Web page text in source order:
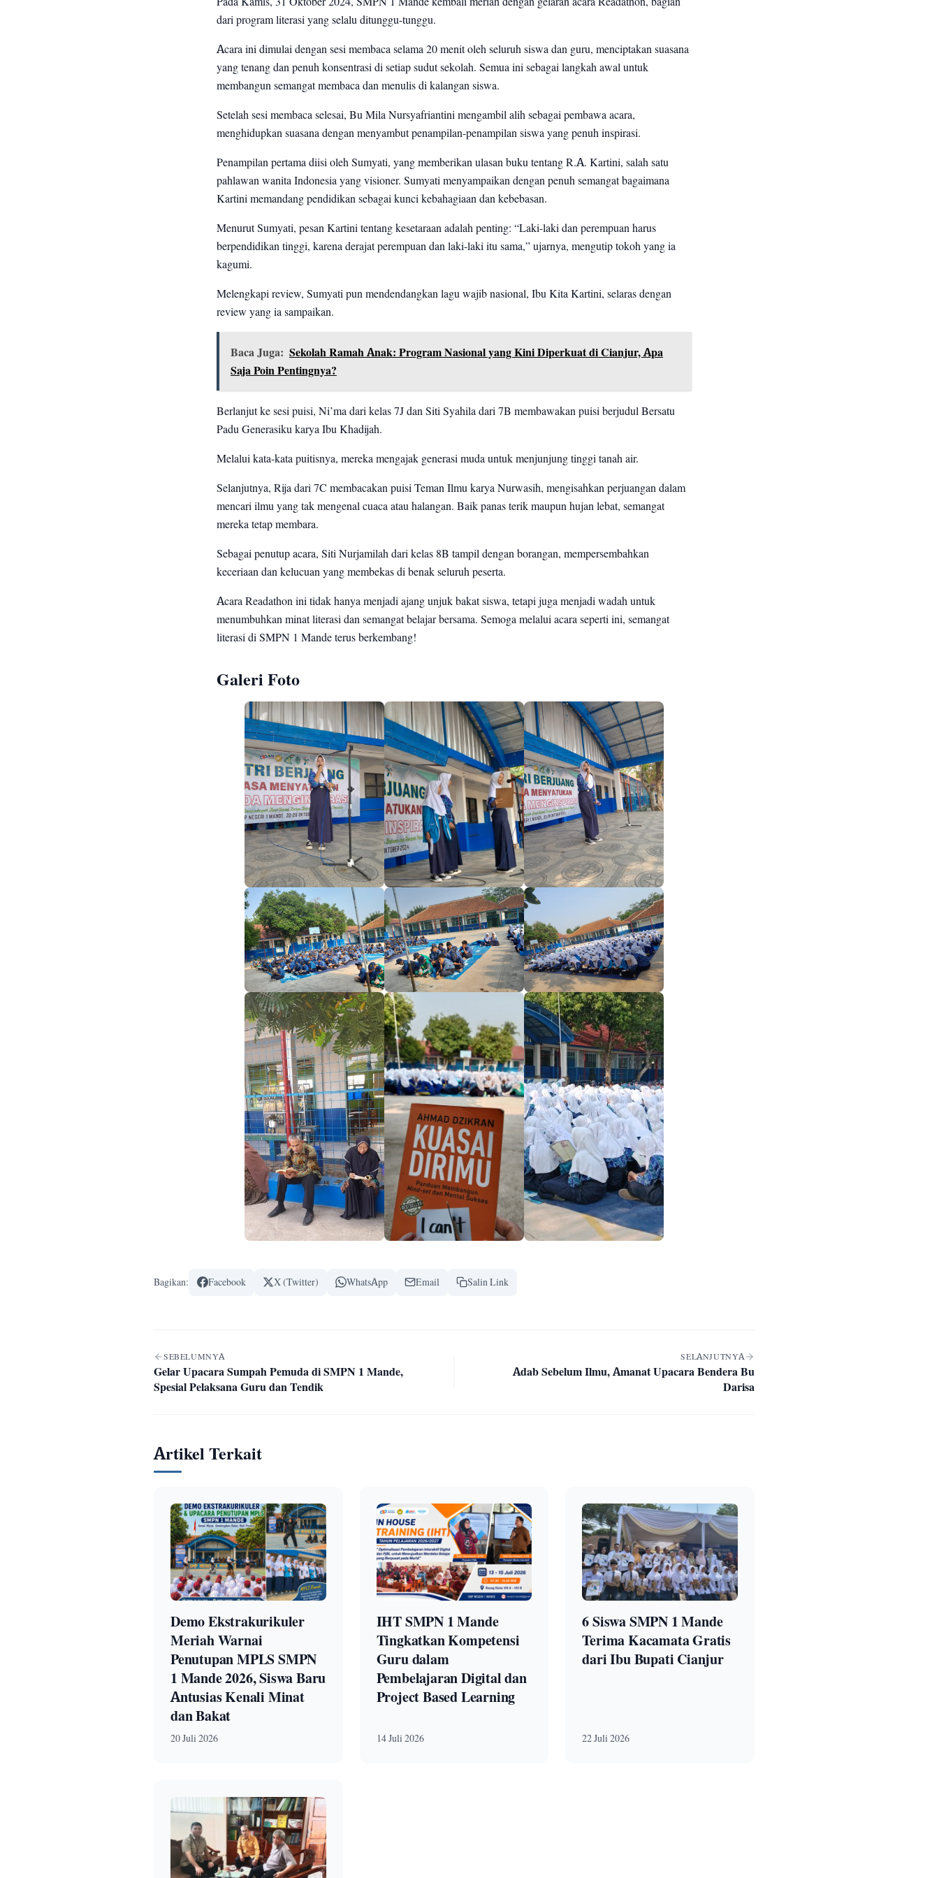
dari program literasi yang selalu ditunggu-tunggu.
Acara ini dimulai dengan sesi membaca selama 20 menit oleh seluruh siswa dan guru, menciptakan suasana
yang tenang dan penuh konsentrasi di setiap sudut sekolah. Semua ini sebagai langkah awal untuk
membangun semangat membaca dan menulis di kalangan siswa.
Setelah sesi membaca selesai, Bu Mila Nursyafriantini mengambil alih sebagai pembawa acara,
menghidupkan suasana dengan menyambut penampilan-penampilan siswa yang penuh inspirasi.
Penampilan pertama diisi oleh Sumyati, yang memberikan ulasan buku tentang R.A. Kartini, salah satu
pahlawan wanita Indonesia yang visioner. Sumyati menyampaikan dengan penuh semangat bagaimana
Kartini memandang pendidikan sebagai kunci kebahagiaan dan kebebasan.
Menurut Sumyati, pesan Kartini tentang kesetaraan adalah penting: “Laki-laki dan perempuan harus
berpendidikan tinggi, karena derajat perempuan dan laki-laki itu sama,” ujarnya, mengutip tokoh yang ia
kagumi.
Melengkapi review, Sumyati pun mendendangkan lagu wajib nasional, Ibu Kita Kartini, selaras dengan
review yang ia sampaikan.
Baca Juga: Sekolah Ramah Anak: Program Nasional yang Kini Diperkuat di Cianjur, Apa
Saja Poin Pentingnya?
Berlanjut ke sesi puisi, Ni’ma dari kelas 7J dan Siti Syahila dari 7B membawakan puisi berjudul Bersatu
Padu Generasiku karya Ibu Khadijah.
Melalui kata-kata puitisnya, mereka mengajak generasi muda untuk menjunjung tinggi tanah air.
Selanjutnya, Rija dari 7C membacakan puisi Teman Ilmu karya Nurwasih, mengisahkan perjuangan dalam
mencari ilmu yang tak mengenal cuaca atau halangan. Baik panas terik maupun hujan lebat, semangat
mereka tetap membara.
Sebagai penutup acara, Siti Nurjamilah dari kelas 8B tampil dengan borangan, mempersembahkan
keceriaan dan kelucuan yang membekas di benak seluruh peserta.
Acara Readathon ini tidak hanya menjadi ajang unjuk bakat siswa, tetapi juga menjadi wadah untuk
menumbuhkan minat literasi dan semangat belajar bersama. Semoga melalui acara seperti ini, semangat
literasi di SMPN 1 Mande terus berkembang!
Galeri Foto
Bagikan: Facebook X (Twitter) WhatsApp Email Salin Link
Navigasi artikel
SEBELUMNYA
Gelar Upacara Sumpah Pemuda di SMPN 1 Mande,
Spesial Pelaksana Guru dan Tendik
SELANJUTNYA
Adab Sebelum Ilmu, Amanat Upacara Bendera Bu
Darisa
Artikel Terkait
Demo Ekstrakurikuler
Meriah Warnai
Penutupan MPLS SMPN
1 Mande 2026, Siswa Baru
Antusias Kenali Minat
dan Bakat
20 Juli 2026
IHT SMPN 1 Mande
Tingkatkan Kompetensi
Guru dalam
Pembelajaran Digital dan
Project Based Learning
14 Juli 2026
6 Siswa SMPN 1 Mande
Terima Kacamata Gratis
dari Ibu Bupati Cianjur
22 Juli 2026